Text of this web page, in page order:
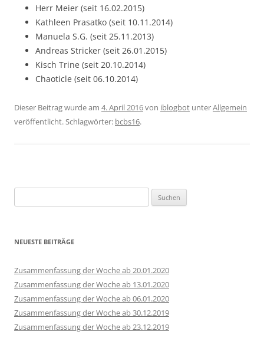
Herr Meier (seit 16.02.2015)
Kathleen Prasatko (seit 10.11.2014)
Manuela S.G. (seit 25.11.2013)
Andreas Stricker (seit 26.01.2015)
Kisch Trine (seit 20.10.2014)
Chaoticle (seit 06.10.2014)
Dieser Beitrag wurde am 4. April 2016von iblogbot unterAllgemein
veröffentlicht. Schlagwörter: bcbs16.
nach:
NEUESTE BEITRÄGE
Zusammenfassung der Woche ab 20.01.2020
Zusammenfassung der Woche ab 13.01.2020
Zusammenfassung der Woche ab 06.01.2020
Zusammenfassung der Woche ab 30.12.2019
Zusammenfassung der Woche ab 23.12.2019